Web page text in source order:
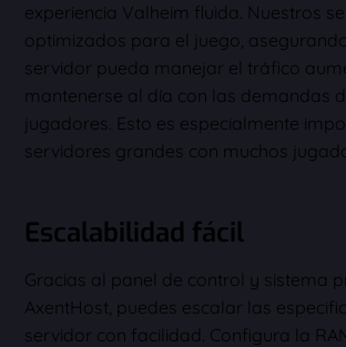
experiencia Valheim fluida. Nuestros
optimizados para el juego,
servidor pueda manejar el tráfico
mantenerse al día con las demandas
jugadores. Esto es especialmente
servidores grandes con muchos
Escalabilidad fácil
Gracias al panel de control y sistema
AxentHost, puedes escalar las
servidor con facilidad. Configura la